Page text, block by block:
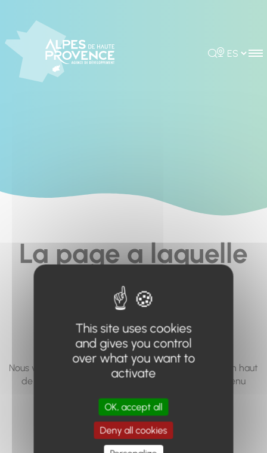
Rechercher
Choisir la
La page a laquelle
vous cherchez à
accéder n'existe
pas... ou plus.
Nous vous invitons à utiliser le moteur de recherche en haut
de page, ou à utiliser le menu pour trouver le contenu
Retour à l'accueil
This site uses cookies
and gives you control
over what you want to
activate
OK, accept all
Deny all cookies